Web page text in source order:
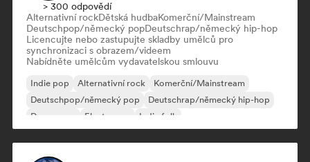
> 300 odpovědí
Alternativní rockDětská hudbaKomerční/Mainstream
Deutschpop/německý popDeutschrap/německý hip-hop
Licencujte nebo zastupujte skladby umělců pro
synchronizaci s obrazem/videem
Nabídněte umělcům vydavatelskou smlouvu
Indie pop Alternativní rock
Komerční/Mainstream
Deutschpop/německý pop
Deutschrap/německý hip-hop
Dream pop
Electropop Indie folk